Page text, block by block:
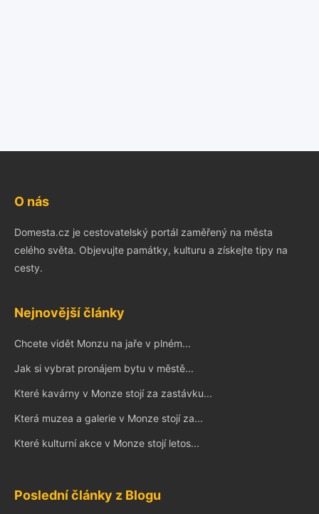
O nás
Domesta.cz je cestovatelský portál zaměřený na města
celého světa. Objevujte památky, kulturu a získejte tipy na
cesty.
Nejnovější články
Chcete vidět Monzu na jaře v plném...
Jak si vybrat pronájem bytu v městě...
Které kavárny v Monze stojí za zastávku...
Která muzea a galerie v Monze stojí za...
Které kulturní akce v Monze stojí letos...
Poslední články z Blogu